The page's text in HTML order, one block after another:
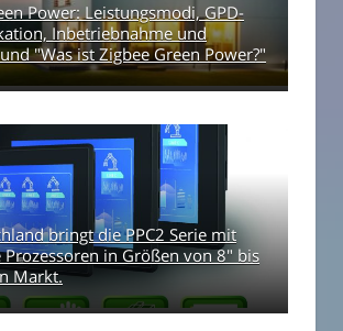
Power: Leistungsmodi, GPD-
Inbetriebnahme und
"Was ist Zigbee Green Power?"
bringt die PPC2 Serie mit
Prozessoren in Größen von 8" bis
Markt.